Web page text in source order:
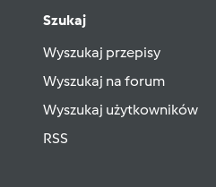
Szukaj
Wyszukaj przepisy
Wyszukaj na forum
Wyszukaj użytkowników
RSS